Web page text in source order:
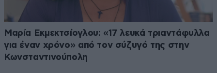
Μαρία Εκμεκτσίογλου: «17 λευκά τριαντάφυλλα
για έναν χρόνο» από τον σύζυγό της στην
Κωνσταντινούπολη